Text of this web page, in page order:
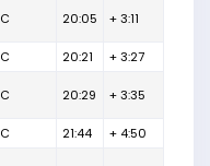
C 20:05 + 3:11
C 20:21 + 3:27
C 20:29 + 3:35
C 21:44 + 4:50